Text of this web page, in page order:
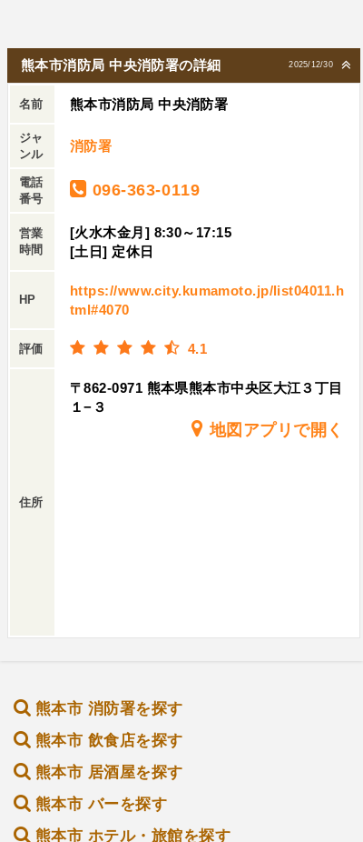
2025/12/30
熊本市消防局 中央消防署の詳細
名前 熊本市消防局 中央消防署
ジャ
ンル
消防署
電話
番号
096-363-0119
営業
時間
[火水木金月] 8:30～17:15
[土日] 定休日
HP
https://www.city.kumamoto.jp/list04011.h
tml#4070
評価 4.1
住所
〒862-0971 熊本県熊本市中央区大江３丁目
１−３
地図アプリで開く
熊本市 消防署を探す
熊本市 飲食店を探す
熊本市 居酒屋を探す
熊本市 バーを探す
熊本市 ホテル・旅館を探す